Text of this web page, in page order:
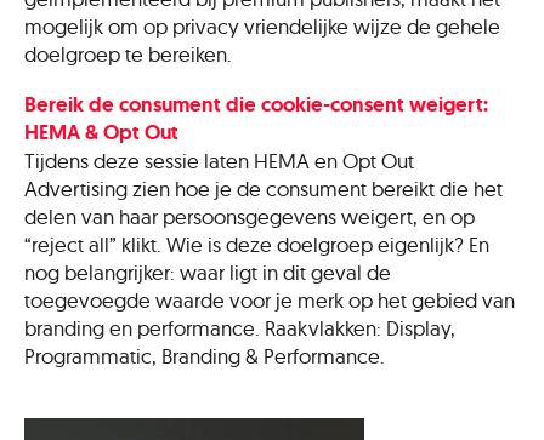
mogelijk om op privacy vriendelijke wijze de gehele
doelgroep te bereiken.
Bereik de consument die cookie-consent weigert:
HEMA & Opt Out
Tijdens deze sessie laten HEMA en Opt Out
Advertising zien hoe je de consument bereikt die het
delen van haar persoonsgegevens weigert, en op
“reject all” klikt. Wie is deze doelgroep eigenlijk? En
nog belangrijker: waar ligt in dit geval de
toegevoegde waarde voor je merk op het gebied van
branding en performance. Raakvlakken: Display,
Programmatic, Branding & Performance.